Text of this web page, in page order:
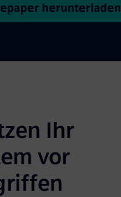
herunterladen
Ihr
vor